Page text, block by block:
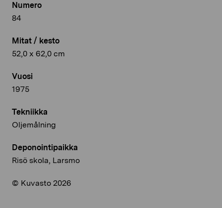
Numero
84
Mitat / kesto
52,0 x 62,0 cm
Vuosi
1975
Tekniikka
Oljemålning
Deponointipaikka
Risö skola, Larsmo
© Kuvasto 2026